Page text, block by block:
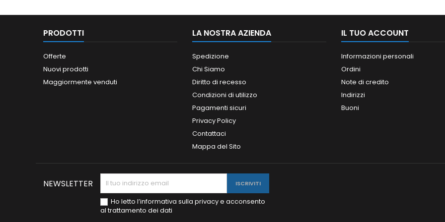
PRODOTTI
Offerte
Nuovi prodotti
Maggiormente venduti
LA NOSTRA AZIENDA
Spedizione
Chi Siamo
Diritto di recesso
Condizioni di utilizzo
Pagamenti sicuri
Privacy Policy
Contattaci
Mappa del Sito
IL TUO ACCOUNT
Informazioni personali
Ordini
Note di credito
Indirizzi
Buoni
NEWSLETTER
Ho letto l’informativa sulla privacy e acconsento
al trattamento dei dati